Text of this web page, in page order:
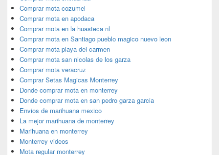
Comprar mota cozumel
Comprar mota en apodaca
Comprar mota en la huasteca nl
Comprar mota en Santiago pueblo magico nuevo leon
Comprar mota playa del carmen
Comprar mota san nicolas de los garza
Comprar mota veracruz
Comprar Setas Magicas Monterrey
Donde comprar mota en monterrey
Donde comprar mota en san pedro garza garcia
Envios de marihuana mexico
La mejor marihuana de monterrey
Marihuana en monterrey
Monterrey videos
Mota regular monterrey